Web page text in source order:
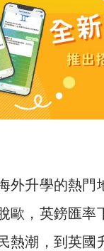
外升學的熱
歐，英鎊匯
熱潮，到英